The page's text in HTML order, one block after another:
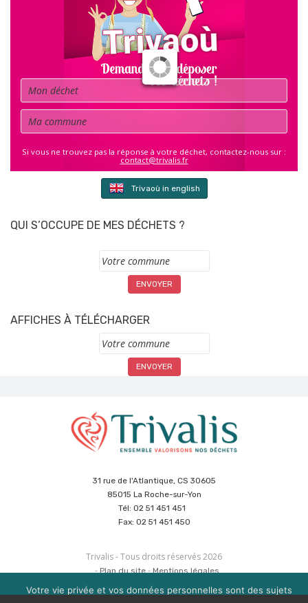
Déchet
Commune
Si vous ne trouvez pas la réponse à votre déchet, contactez-nous sur :
contact@trivalis.fr
Trivaoù in english
QUI S’OCCUPE DE MES DÉCHETS ?
Commune
AFFICHES À TÉLÉCHARGER
Commune
31 rue de l'Atlantique, CS 30605
85015 La Roche-sur-Yon
Tél: 02 51 451 451
Fax: 02 51 451 450
Trivalis - Tous droits réservés 2026
Plan du site
Mentions légales
Politique de sécurité des données
Réalisation :Agence CUBE&Hypaepa
Votre vie privée et vos données personnelles sont des sujets